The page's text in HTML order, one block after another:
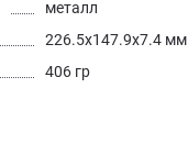
металл
226.5x147.9x7.4 мм
406 гр